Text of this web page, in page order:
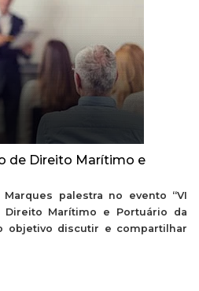
de Direito Marítimo e
palestra no evento “VI
Direito Marítimo e Portuário da
objetivo discutir e compartilhar